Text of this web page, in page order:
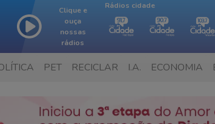
Clique e
ouça
nossas
rádios
Rádios cidade
PET RECICLAR I.A. ECONOMIA